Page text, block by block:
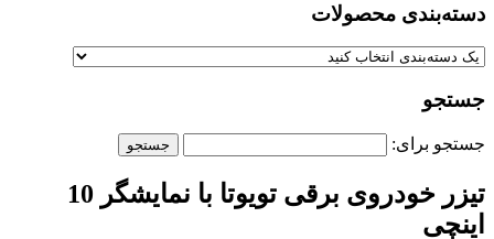
دسته‌بندی‌ محصولات
جستجو
جستجو برای:
تیزر خودروی برقی تويوتا با نمایشگر 10
اینچی